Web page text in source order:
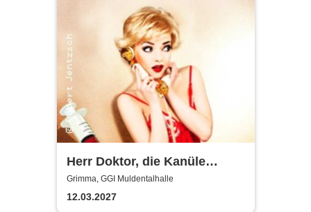
Herr Doktor, die Kanüle
klemmt
Grimma, GGI Muldentalhalle
12.03.2027